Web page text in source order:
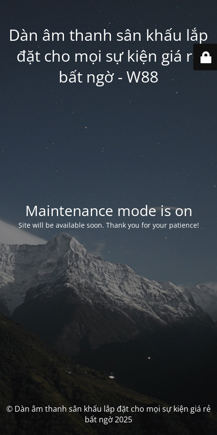
Dàn âm thanh sân khấu lắp
đặt cho mọi sự kiện giá rẻ
bất ngờ - W88
Maintenance mode is on
Site will be available soon. Thank you for your patience!
© Dàn âm thanh sân khấu lắp đặt cho mọi sự kiện giá rẻ
bất ngờ 2025